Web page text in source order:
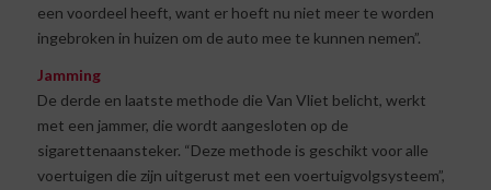
een voordeel heeft, want er hoeft nu niet meer te worden
ingebroken in huizen om de auto mee te kunnen nemen”.
Jamming
De derde en laatste methode die Van Vliet belicht, werkt
met een jammer, die wordt aangesloten op de
sigarettenaansteker. “Deze methode is geschikt voor alle
voertuigen die zijn uitgerust met een voertuigvolgsysteem”,